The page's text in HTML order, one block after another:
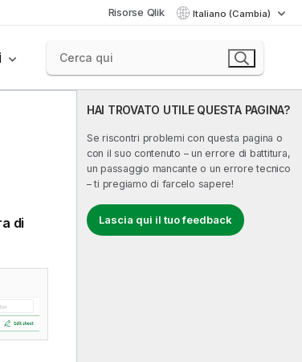
Risorse Qlik Italiano (Cambia)
HAI TROVATO UTILE QUESTA PAGINA?
Se riscontri problemi con questa pagina o
con il suo contenuto – un errore di battitura,
un passaggio mancante o un errore tecnico
– ti pregiamo di farcelo sapere!
Lascia qui il tuo feedback
di